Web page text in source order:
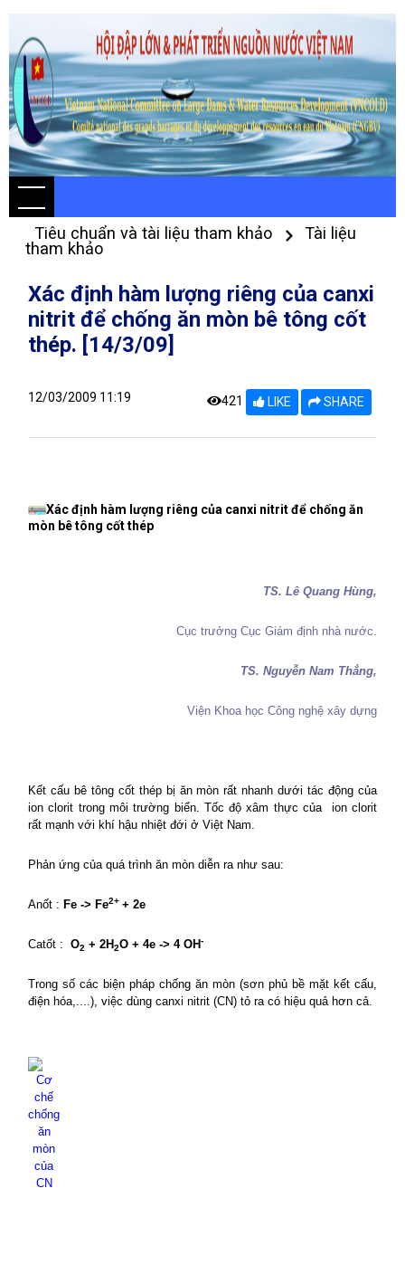
Tiêu chuẩn và tài liệu tham khảo
Tài liệu
tham khảo
Xác định hàm lượng riêng của canxi
nitrit để chống ăn mòn bê tông cốt
thép. [14/3/09]
12/03/2009 11:19 421 LIKE SHARE
Xác định hàm lượng riêng của canxi nitrit để chống ăn
mòn bê tông cốt thép
TS. Lê Quang Hùng,
Cục trưởng Cục Giám định nhà nước.
TS. Nguyễn Nam Thắng,
Viện Khoa học Công nghệ xây dựng
Kết cấu bê tông cốt thép bị ăn mòn rất nhanh dưới tác động của
ion clorit trong môi trường biển. Tốc độ xâm thực của
ion clorit
rất mạnh với khí hậu nhiệt đới ở Việt Nam.
Phản ứng của quá trình ăn mòn diễn ra như sau:
Anốt : Fe -> Fe2+ + 2e
Catốt : O2 + 2H2O + 4e -> 4 OH-
Trong số các biện pháp chống ăn mòn (sơn phủ bề mặt kết cấu,
điện hóa,....), việc dùng canxi nitrit (CN) tỏ ra có hiệu quả hơn cả.
Cơ
chế
chống
ăn
mòn
của
CN